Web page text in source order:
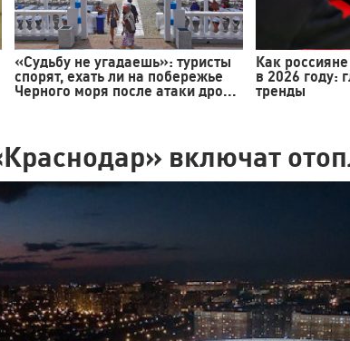
«Судьбу не угадаешь»: туристы
спорят, ехать ли на побережье
Черного моря после атаки дро...
Как
в 2026 году:
тренды
включат